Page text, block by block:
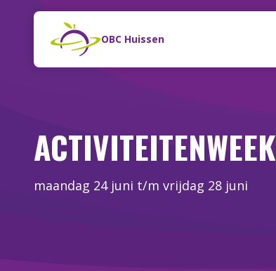
Naar de inhoud
OBC Huissen
ACTIVITEITENWEEK
maandag 24 juni t/m vrijdag 28 juni